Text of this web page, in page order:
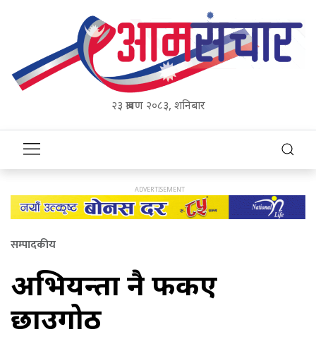
२३ श्रावण २०८३, शनिबार
सम्पादकीय
अभियन्ता नै फर्किए
छाउगोठ